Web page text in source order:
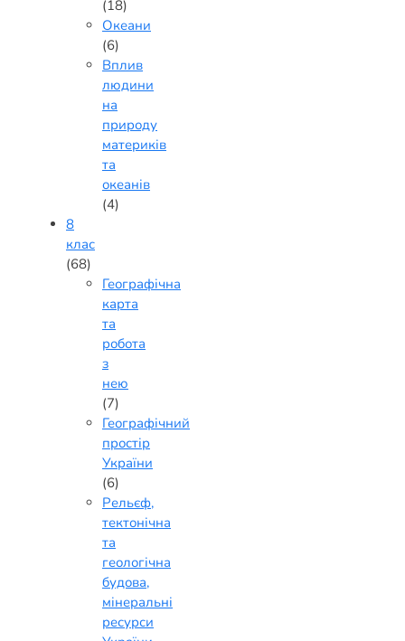
(18)
Океани
(6)
Вплив
людини
на
природу
материків
та
океанів
(4)
8
клас
(68)
Географічна
карта
та
робота
з
нею
(7)
Географічний
простір
України
(6)
Рельєф,
тектонічна
та
геологічна
будова,
мінеральні
ресурси